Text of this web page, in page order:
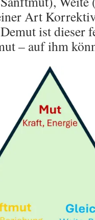
Art
ist dieser
– auf ihm